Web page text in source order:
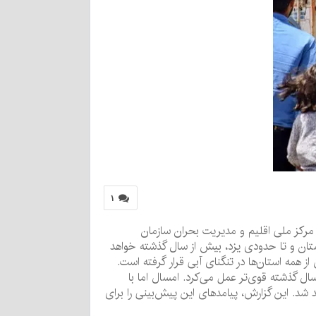
۱
ملی اقلیم و مدیریت بحران سازمان
و تا حدودی یزد، بیش از سال گذشته خواهد
مرکزی کشور همراه بود و تهران با ۴۰ درصد کم‌بارشی، بیش از همه استان‌ها در تنگنای آبی قرار گرفته است.
گذشته قوی‌تر عمل می‌کرد. امسال اما با
این گزارش، پیامدهای این پیش‌بینی را برای